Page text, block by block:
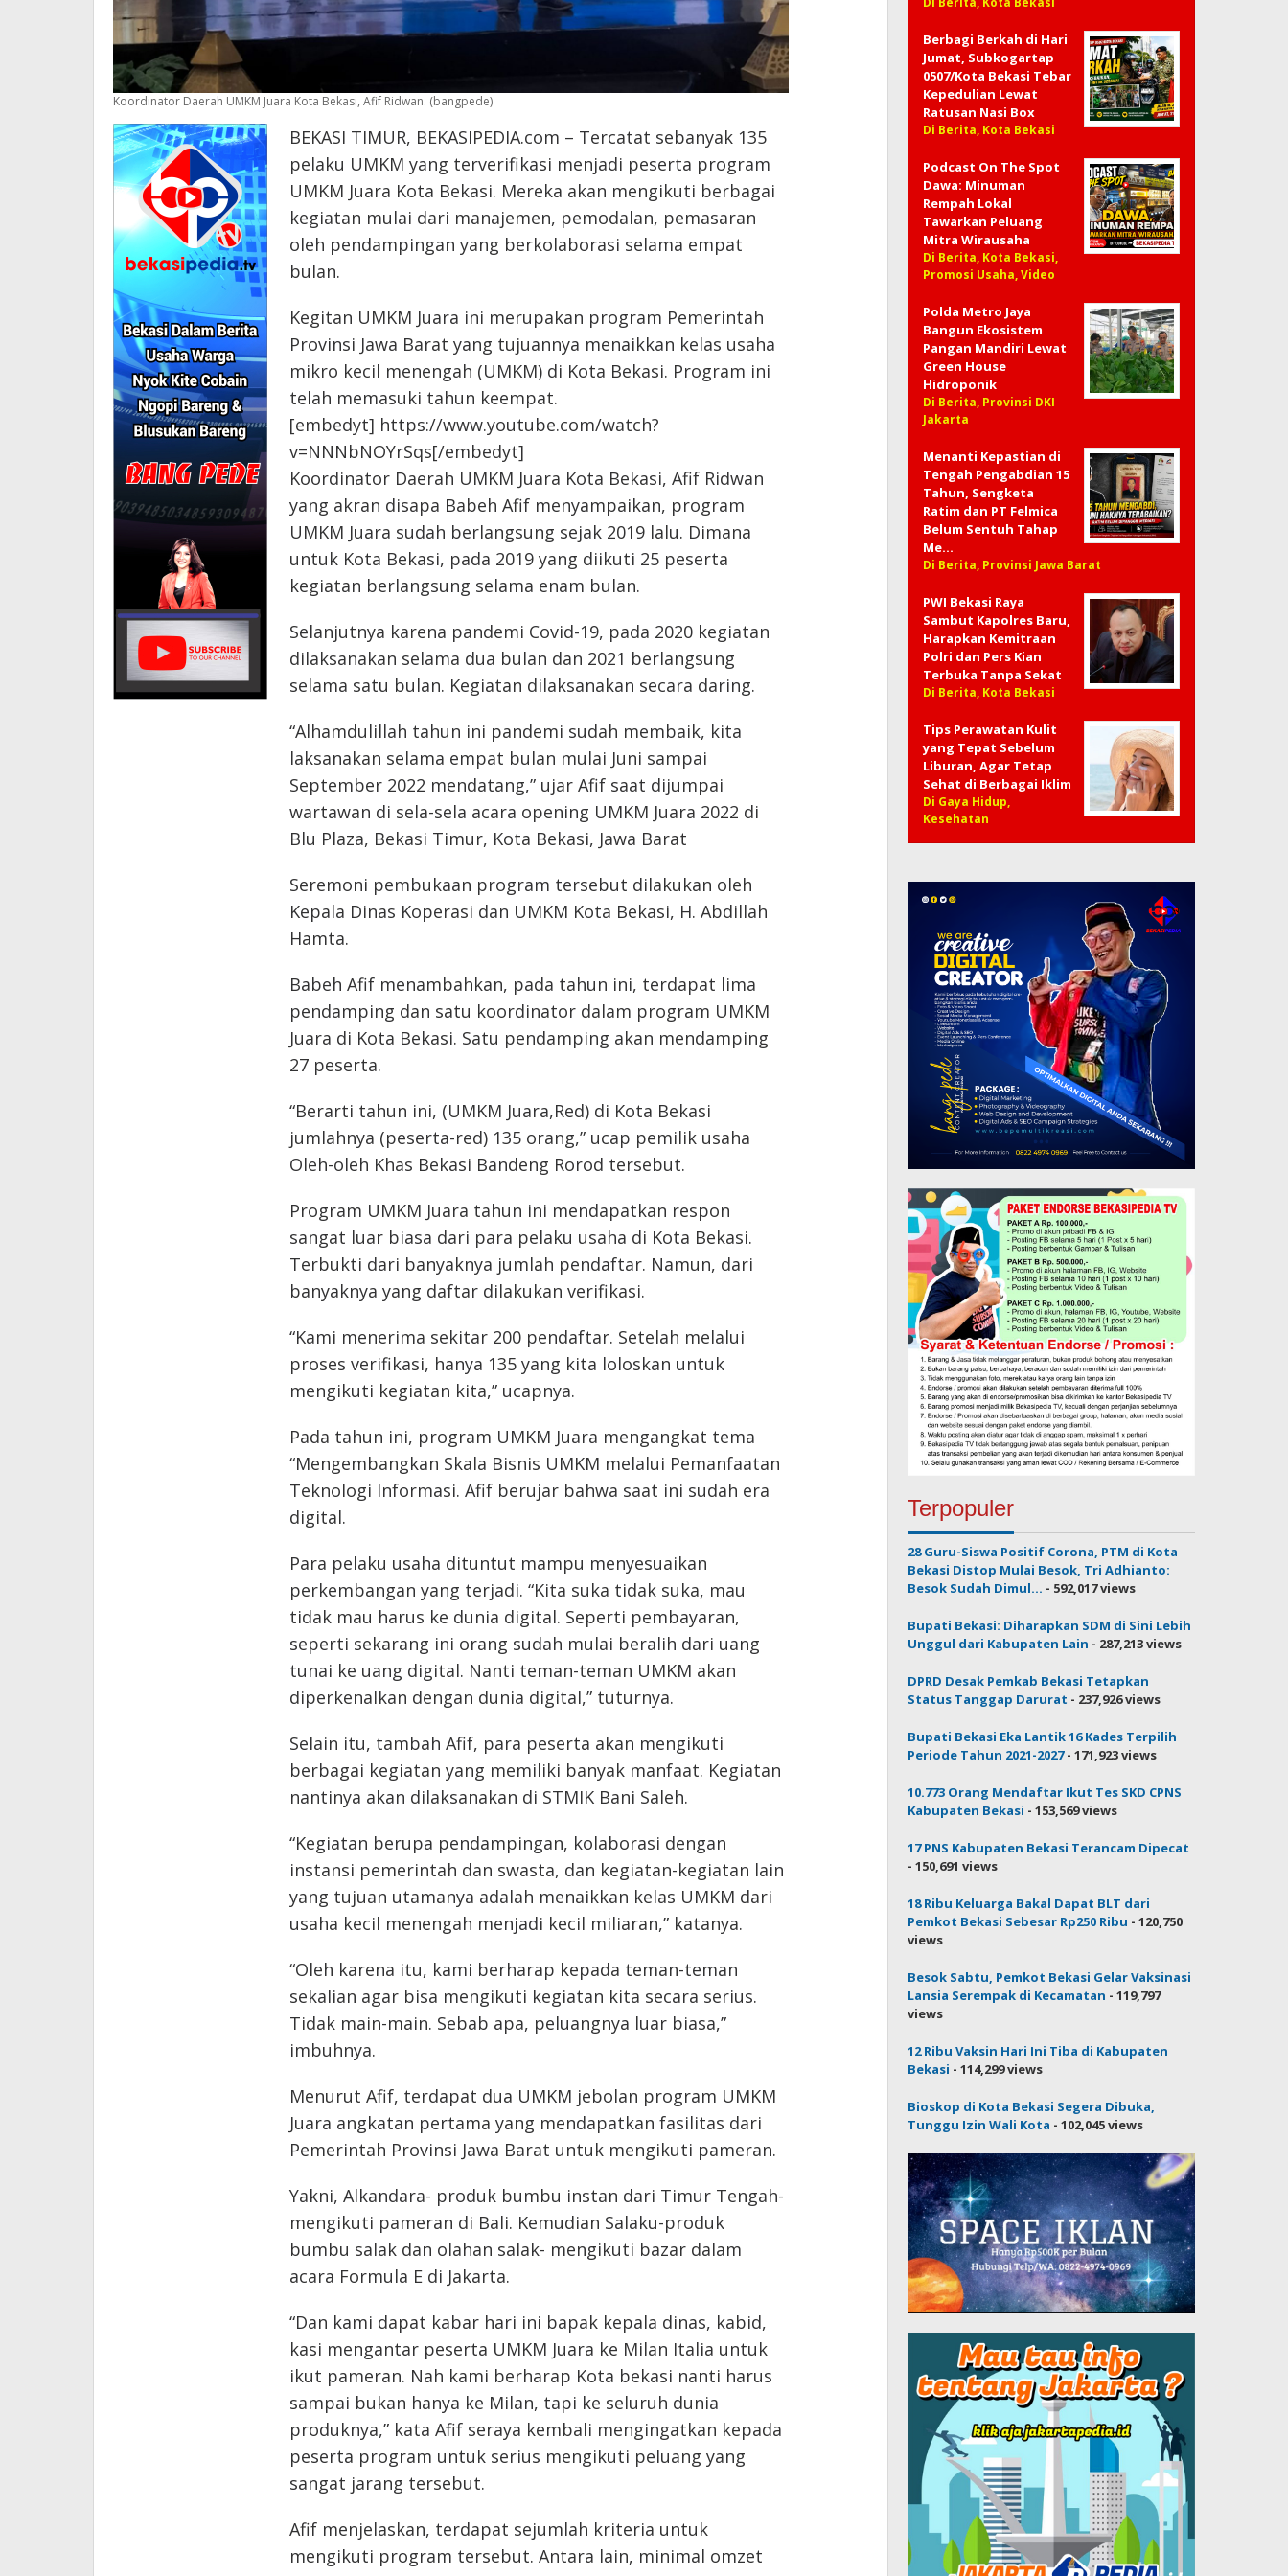
Koordinator Daerah UMKM Juara Kota Bekasi, Afif Ridwan. (bangpede)
BEKASI TIMUR, BEKASIPEDIA.com – Tercatat sebanyak 135
pelaku UMKM yang terverifikasi menjadi peserta program
UMKM Juara Kota Bekasi. Mereka akan mengikuti berbagai
kegiatan mulai dari manajemen, pemodalan, pemasaran
oleh pendampingan yang berkolaborasi selama empat
bulan.
Kegitan UMKM Juara ini merupakan program Pemerintah
Provinsi Jawa Barat yang tujuannya menaikkan kelas usaha
mikro kecil menengah (UMKM) di Kota Bekasi. Program ini
telah memasuki tahun keempat.
[embedyt] https://www.youtube.com/watch?
v=NNNbNOYrSqs[/embedyt]
Koordinator Daerah UMKM Juara Kota Bekasi, Afif Ridwan
yang akran disapa Babeh Afif menyampaikan, program
UMKM Juara sudah berlangsung sejak 2019 lalu. Dimana
untuk Kota Bekasi, pada 2019 yang diikuti 25 peserta
kegiatan berlangsung selama enam bulan.
Selanjutnya karena pandemi Covid-19, pada 2020 kegiatan
dilaksanakan selama dua bulan dan 2021 berlangsung
selama satu bulan. Kegiatan dilaksanakan secara daring.
“Alhamdulillah tahun ini pandemi sudah membaik, kita
laksanakan selama empat bulan mulai Juni sampai
September 2022 mendatang,” ujar Afif saat dijumpai
wartawan di sela-sela acara opening UMKM Juara 2022 di
Blu Plaza, Bekasi Timur, Kota Bekasi, Jawa Barat
Seremoni pembukaan program tersebut dilakukan oleh
Kepala Dinas Koperasi dan UMKM Kota Bekasi, H. Abdillah
Hamta.
Babeh Afif menambahkan, pada tahun ini, terdapat lima
pendamping dan satu koordinator dalam program UMKM
Juara di Kota Bekasi. Satu pendamping akan mendamping
27 peserta.
“Berarti tahun ini, (UMKM Juara,Red) di Kota Bekasi
jumlahnya (peserta-red) 135 orang,” ucap pemilik usaha
Oleh-oleh Khas Bekasi Bandeng Rorod tersebut.
Program UMKM Juara tahun ini mendapatkan respon
sangat luar biasa dari para pelaku usaha di Kota Bekasi.
Terbukti dari banyaknya jumlah pendaftar. Namun, dari
banyaknya yang daftar dilakukan verifikasi.
“Kami menerima sekitar 200 pendaftar. Setelah melalui
proses verifikasi, hanya 135 yang kita loloskan untuk
mengikuti kegiatan kita,” ucapnya.
Pada tahun ini, program UMKM Juara mengangkat tema
“Mengembangkan Skala Bisnis UMKM melalui Pemanfaatan
Teknologi Informasi. Afif berujar bahwa saat ini sudah era
digital.
Para pelaku usaha dituntut mampu menyesuaikan
perkembangan yang terjadi. “Kita suka tidak suka, mau
tidak mau harus ke dunia digital. Seperti pembayaran,
seperti sekarang ini orang sudah mulai beralih dari uang
tunai ke uang digital. Nanti teman-teman UMKM akan
diperkenalkan dengan dunia digital,” tuturnya.
Selain itu, tambah Afif, para peserta akan mengikuti
berbagai kegiatan yang memiliki banyak manfaat. Kegiatan
nantinya akan dilaksanakan di STMIK Bani Saleh.
“Kegiatan berupa pendampingan, kolaborasi dengan
instansi pemerintah dan swasta, dan kegiatan-kegiatan lain
yang tujuan utamanya adalah menaikkan kelas UMKM dari
usaha kecil menengah menjadi kecil miliaran,” katanya.
“Oleh karena itu, kami berharap kepada teman-teman
sekalian agar bisa mengikuti kegiatan kita secara serius.
Tidak main-main. Sebab apa, peluangnya luar biasa,”
imbuhnya.
Menurut Afif, terdapat dua UMKM jebolan program UMKM
Juara angkatan pertama yang mendapatkan fasilitas dari
Pemerintah Provinsi Jawa Barat untuk mengikuti pameran.
Yakni, Alkandara- produk bumbu instan dari Timur Tengah-
mengikuti pameran di Bali. Kemudian Salaku-produk
bumbu salak dan olahan salak- mengikuti bazar dalam
acara Formula E di Jakarta.
“Dan kami dapat kabar hari ini bapak kepala dinas, kabid,
kasi mengantar peserta UMKM Juara ke Milan Italia untuk
ikut pameran. Nah kami berharap Kota bekasi nanti harus
sampai bukan hanya ke Milan, tapi ke seluruh dunia
produknya,” kata Afif seraya kembali mengingatkan kepada
peserta program untuk serius mengikuti peluang yang
sangat jarang tersebut.
Afif menjelaskan, terdapat sejumlah kriteria untuk
mengikuti program tersebut. Antara lain, minimal omzet
Berbagi Berkah di Hari
Jumat, Subkogartap
0507/Kota Bekasi Tebar
Kepedulian Lewat
Ratusan Nasi Box
Di Berita, Kota Bekasi
Podcast On The Spot
Dawa: Minuman
Rempah Lokal
Tawarkan Peluang
Mitra Wirausaha
Di Berita, Kota Bekasi,
Promosi Usaha, Video
Polda Metro Jaya
Bangun Ekosistem
Pangan Mandiri Lewat
Green House
Hidroponik
Di Berita, Provinsi DKI
Jakarta
Menanti Kepastian di
Tengah Pengabdian 15
Tahun, Sengketa
Ratim dan PT Felmica
Belum Sentuh Tahap
Me…
Di Berita, Provinsi Jawa Barat
PWI Bekasi Raya
Sambut Kapolres Baru,
Harapkan Kemitraan
Polri dan Pers Kian
Terbuka Tanpa Sekat
Di Berita, Kota Bekasi
Tips Perawatan Kulit
yang Tepat Sebelum
Liburan, Agar Tetap
Sehat di Berbagai Iklim
Di Gaya Hidup,
Kesehatan
Terpopuler
28 Guru-Siswa Positif Corona, PTM di Kota
Bekasi Distop Mulai Besok, Tri Adhianto:
Besok Sudah Dimul... - 592,017 views
Bupati Bekasi: Diharapkan SDM di Sini Lebih
Unggul dari Kabupaten Lain - 287,213 views
DPRD Desak Pemkab Bekasi Tetapkan
Status Tanggap Darurat - 237,926 views
Bupati Bekasi Eka Lantik 16 Kades Terpilih
Periode Tahun 2021-2027- 171,923 views
10.773 Orang Mendaftar Ikut Tes SKD CPNS
Kabupaten Bekasi - 153,569 views
17 PNS Kabupaten Bekasi Terancam Dipecat
- 150,691 views
18 Ribu Keluarga Bakal Dapat BLT dari
Pemkot Bekasi Sebesar Rp250 Ribu - 120,750
views
Besok Sabtu, Pemkot Bekasi Gelar Vaksinasi
Lansia Serempak di Kecamatan - 119,797
views
12 Ribu Vaksin Hari Ini Tiba di Kabupaten
Bekasi - 114,299 views
Bioskop di Kota Bekasi Segera Dibuka,
Tunggu Izin Wali Kota - 102,045 views